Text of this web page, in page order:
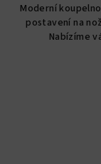
Moderní
postavení na
Nabízíme